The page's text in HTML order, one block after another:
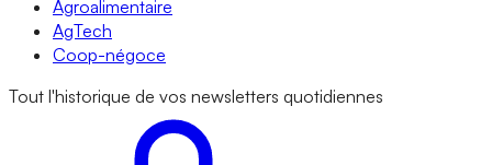
Agroalimentaire
AgTech
Coop-négoce
Tout l'historique de vos newsletters quotidiennes